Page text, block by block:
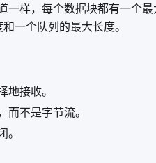
一样，每个数据块都有一个
一个队列的最大长度。
接收。
不是字节流。